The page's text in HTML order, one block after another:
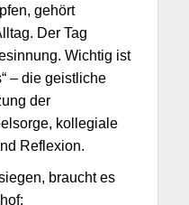
gehört
Der Tag
Wichtig ist
– die geistliche
der
kollegiale
Reflexion.
braucht es